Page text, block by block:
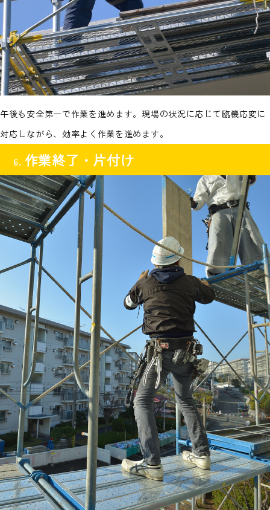
午後も安全第一で作業を進めます。現場の状況に応じて臨機応変に
対応しながら、効率よく作業を進めます。
6. 作業終了・片付け